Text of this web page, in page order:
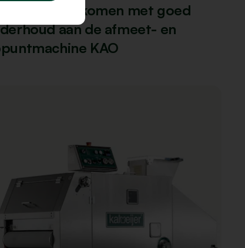
voorkomen met goed
aan de afmeet- en
KAO